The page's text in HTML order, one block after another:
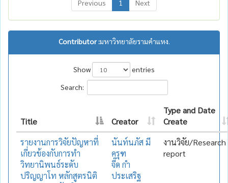
Previous
1 Next
Contributor :มหาวิทยาลัยรามคำแหง.
Show
entries
Search:
Title Creator
Type and Date
Create
รายงานการวิจัยปัญหาที่
เกี่ยวข้องกับการทำ
วิทยานิพนธ์ระดับ
ปริญญาโท หลักสูตรนิติ
นันท์นภัส มี
ครุฑ
จี๊ด กำ
ประเสริฐ
งานวิจัย/Research
report